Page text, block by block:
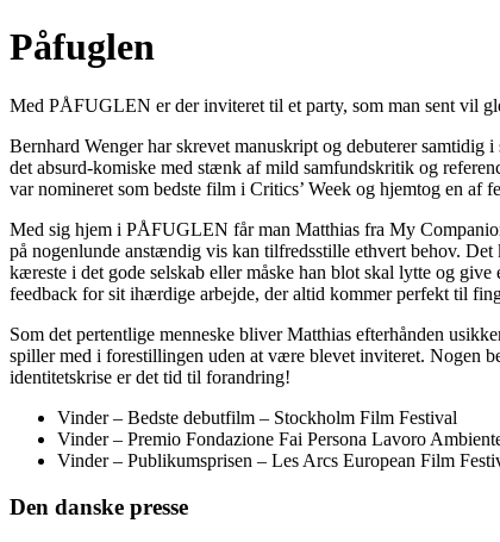
Påfuglen
Med PÅFUGLEN er der inviteret til et party, som man sent vil
Bernhard Wenger har skrevet manuskript og debuterer
det absurd-komiske med stænk af mild samfundskritik og
var nomineret som bedste film i Critics’ Week og hjemtog en af
Med sig hjem i PÅFUGLEN får man Matthias fra My
på nogenlunde anstændig vis kan tilfredsstille ethvert behov.
kæreste i det gode selskab eller måske han blot skal lytte og
feedback for sit ihærdige arbejde, der altid kommer perfekt til
Som det pertentlige menneske bliver Matthias efterhånden
spiller med i forestillingen uden at være blevet inviteret. Nogen
identitetskrise er det tid til forandring!
Vinder – Bedste debutfilm – Stockholm Film Festival
Vinder – Premio Fondazione Fai Persona Lavoro
Vinder – Publikumsprisen – Les Arcs European Film
Den danske presse